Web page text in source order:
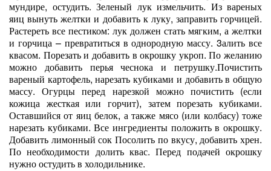
мундире, остудить. Зеленый лук измельчить. Из вареных
яиц вынуть желтки и добавить к луку, заправить горчицей.
Растереть все пестиком: лук должен стать мягким, а желтки
и горчица – превратиться в однородную массу. 3алить все
квасом. Порезать и добавить в окрошку укроп. По желанию
можно добавить перья чеснока и петрушку.Почистить
вареный картофель, нарезать кубиками и добавить в общую
массу. Огурцы перед нарезкой можно почистить (если
кожица жесткая или горчит), затем порезать кубиками.
Оставшийся от яиц белок, а также мясо (или колбасу) тоже
нарезать кубиками. Все ингредиенты положить в окрошку.
Добавить лимонный сок Посолить по вкусу, добавить хрен.
По необходимости долить квас. Перед подачей окрошку
нужно остудить в холодильнике.